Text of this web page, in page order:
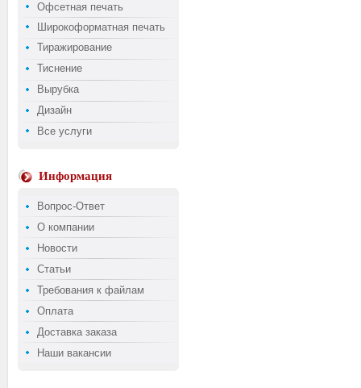
Офсетная печать
Широкоформатная печать
Тиражирование
Тиснение
Вырубка
Дизайн
Все услуги
Информация
Вопрос-Ответ
О компании
Новости
Статьи
Требования к файлам
Оплата
Доставка заказа
Наши вакансии